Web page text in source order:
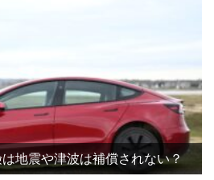
地震や津波は補償されない？